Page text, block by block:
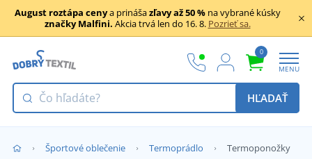
August roztápa cenya prinášazľavy až 50 %na vybrané kúsky
značky Malfini. Akcia trvá len do 16. 8. Pozrieť sa.
0
MENU
HĽADAŤ
Športové oblečenie Termoprádlo Termoponožky